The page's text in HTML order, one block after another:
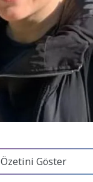
Özetini Göster